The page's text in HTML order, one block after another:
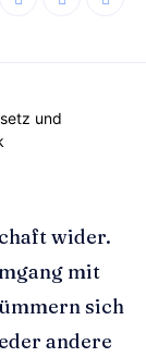
wider.
mit
sich
andere